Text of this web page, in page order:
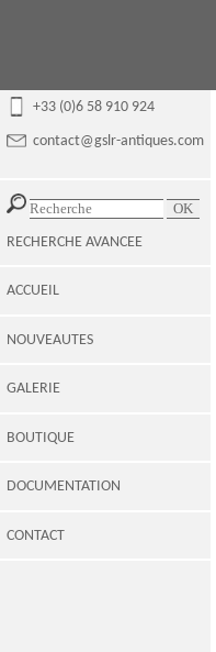
+33 (0)6 58 910 924
contact@gslr-antiques.com
RECHERCHE AVANCEE
ACCUEIL
NOUVEAUTES
GALERIE
BOUTIQUE
DOCUMENTATION
CONTACT